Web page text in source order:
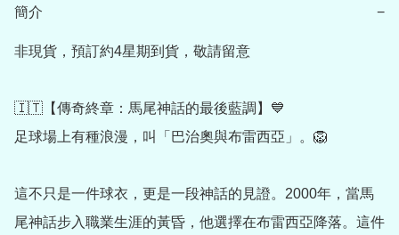
簡介 −
非現貨，預訂約4星期到貨，敬請留意
🇮🇹【傳奇終章：馬尾神話的最後藍調】💙
足球場上有種浪漫，叫「巴治奧與布雷西亞」。🦁
這不只是一件球衣，更是一段神話的見證。2000年，當馬
尾神話步入職業生涯的黃昏，他選擇在布雷西亞降落。這件